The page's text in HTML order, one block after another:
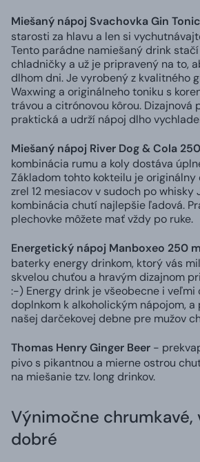
Miešaný nápoj Svachovka Gin
starosti za hlavu a len si
Tento parádne namiešaný drink
chladničky a už je pripravený na to,
dlhom dni. Je vyrobený z kvalitného
Waxwing a originálneho toniku s
trávou a citrónovou kôrou. Dizajnová
praktická a udrží nápoj dlho
Miešaný nápoj River Dog & Cola
kombinácia rumu a koly dostáva
Základom tohto kokteilu je
zrel 12 mesiacov v sudoch po whisky
kombinácia chutí najlepšie ľadová.
plechovke môžete mať vždy po ruke.
Energetický nápoj Manboxeo 250
baterky energy drinkom, ktorý vás
skvelou chuťou a hravým dizajnom
:-) Energy drink je všeobecne i
doplnkom k alkoholickým nápojom,
našej darčekovej debne pre mužov
Thomas Henry Ginger Beer -
pivo s pikantnou a mierne ostrou
na miešanie tzv. long drinkov.
Výnimočne chrumkavé,
dobré